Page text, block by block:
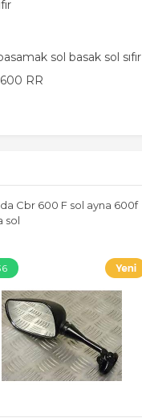
sol basak sol sıfır
RR
Cbr 600 F sol ayna 600f
sol